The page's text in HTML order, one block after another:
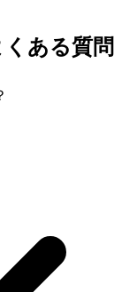
ある質問